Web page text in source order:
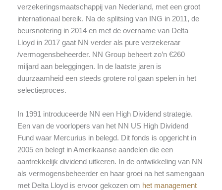
verzekeringsmaatschappij van Nederland, met een groot
internationaal bereik. Na de splitsing van ING in 2011, de
beursnotering in 2014 en met de overname van Delta
Lloyd in 2017 gaat NN verder als pure verzekeraar
/vermogensbeheerder. NN Group beheert zo’n €260
miljard aan beleggingen. In de laatste jaren is
duurzaamheid een steeds grotere rol gaan spelen in het
selectieproces.
In 1991 introduceerde NN een High Dividend strategie.
Een van de voorlopers van het NN US High Dividend
Fund waar Mercurius in belegd. Dit fonds is opgericht in
2005 en belegt in Amerikaanse aandelen die een
aantrekkelijk dividend uitkeren. In de ontwikkeling van NN
als vermogensbeheerder en haar groei na het samengaan
met Delta Lloyd is ervoor gekozen om het management